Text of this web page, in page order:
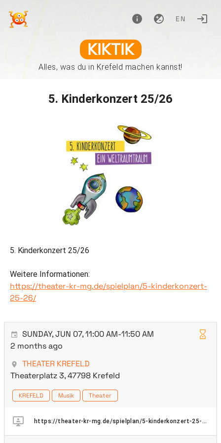
EN
KIKTIK
Alles, was du in Krefeld machen kannst!
5. Kinderkonzert 25/26
5. Kinderkonzert 25/26
Weitere Informationen:
https://theater-kr-mg.de/spielplan/5-kinderkonzert-
25-26/
SUNDAY, JUN 07, 11:00 AM-11:50 AM
2 months ago
THEATER KREFELD
Theaterplatz 3, 47798 Krefeld
KREFELD Musik Theater
https://theater-kr-mg.de/spielplan/5-kinderkonzert-25-26/